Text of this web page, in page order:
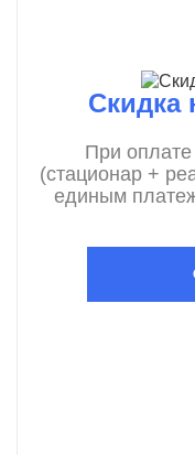
Скидка
При оплате
(стационар +
единым